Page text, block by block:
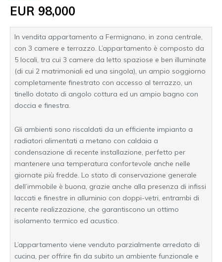
EUR 98,000
In vendita appartamento a Fermignano, in zona centrale,
con 3 camere e terrazzo. L’appartamento è composto da
5 locali, tra cui 3 camere da letto spaziose e ben illuminate
(di cui 2 matrimoniali ed una singola), un ampio soggiorno
completamente finestrato con accesso al terrazzo, un
tinello dotato di angolo cottura ed un ampio bagno con
doccia e finestra.
Gli ambienti sono riscaldati da un efficiente impianto a
radiatori alimentati a metano con caldaia a
condensazione di recente installazione, perfetto per
mantenere una temperatura confortevole anche nelle
giornate più fredde. Lo stato di conservazione generale
dell’immobile è buona, grazie anche alla presenza di infissi
laccati e finestre in alluminio con doppi-vetri, entrambi di
recente realizzazione, che garantiscono un ottimo
isolamento termico ed acustico.
L’appartamento viene venduto parzialmente arredato di
cucina, per offrire fin da subito un ambiente funzionale e